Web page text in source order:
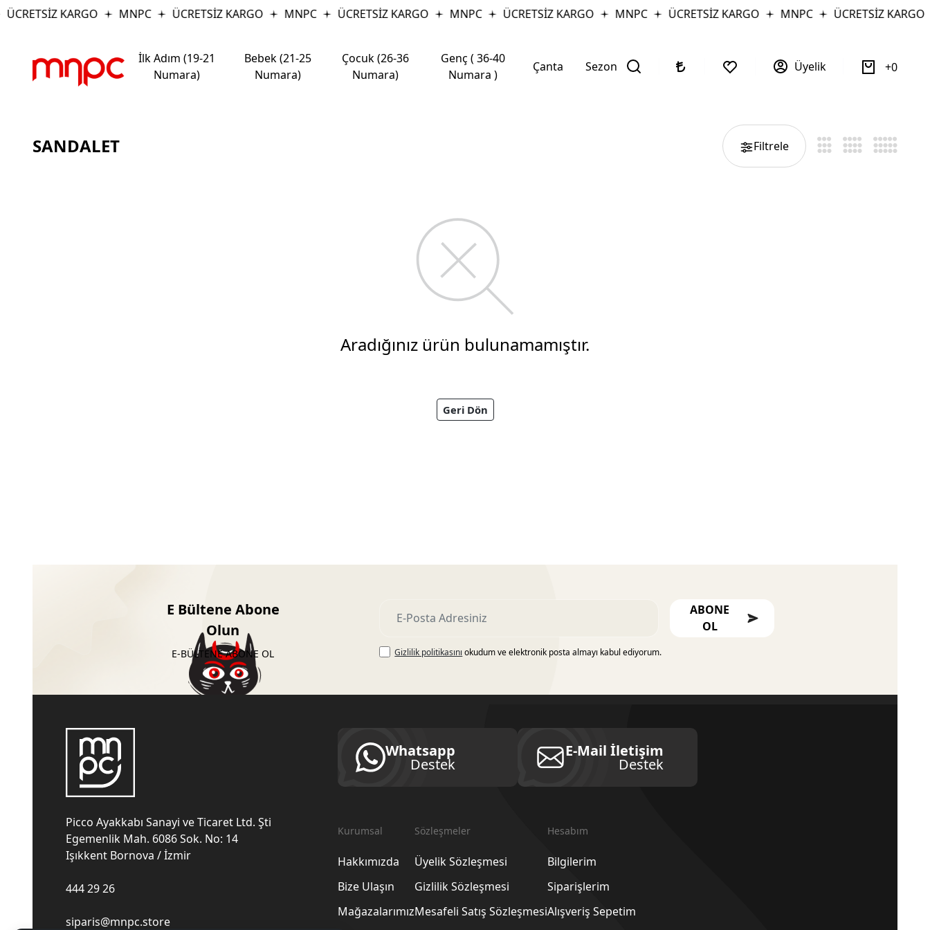
ÜCRETSİZ KARGO MNPC ÜCRETSİZ KARGO MNPC ÜCRETSİZ KARGO MNPC ÜCRETSİZ KARGO MNPC ÜCRETSİZ KARGO MNPC ÜCRETSİZ KARGO
İlk Adım (19-21
Numara)
Bebek (21-25
Numara)
Çocuk (26-36
Numara)
Genç ( 36-40
Numara )
Çanta Sezon Üyelik 0
SANDALET Filtrele
Aradığınız ürün bulunamamıştır.
Geri Dön
E Bültene Abone
Olun
E-BÜLTENE ABONE OL
ABONE
OL
Gizlilik politikasını okudum ve elektronik posta almayı kabul ediyorum.
Picco Ayakkabı Sanayi ve Ticaret Ltd. Şti
Egemenlik Mah. 6086 Sok. No: 14
Işıkkent Bornova / İzmir
444 29 26
siparis@mnpc.store
Whatsapp
Destek
E-Mail İletişim
Destek
Kurumsal
Hakkımızda
Bize Ulaşın
Mağazalarımız
Sözleşmeler
Üyelik Sözleşmesi
Gizlilik Sözleşmesi
Mesafeli Satış Sözleşmesi
Hesabım
Bilgilerim
Siparişlerim
Alışveriş Sepetim